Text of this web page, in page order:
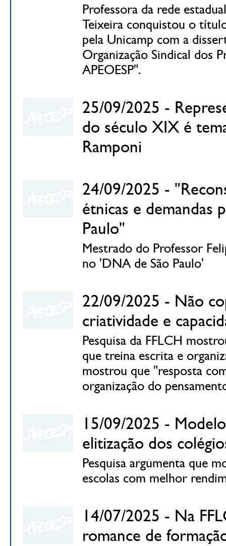
Professora da rede
Teixeira conquistou o
pela Unicamp com a
Organização Sindical dos
APEOESP".
25/09/2025 -
do século XIX é
Ramponi
24/09/2025 -
étnicas e demandas
Paulo"
Mestrado do Professor
no 'DNA de São Paulo'
22/09/2025 - Não
criatividade e
Pesquisa da FFLCH
que treina escrita e
mostrou que "resposta
organização do
15/09/2025 -
elitização dos
Pesquisa argumenta que
escolas com melhor
14/07/2025 - Na
romance de